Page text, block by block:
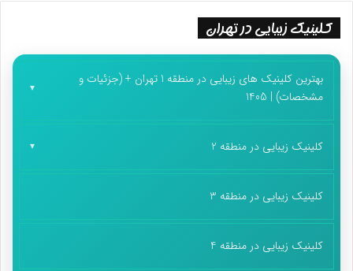
کلینیک زیبایی در تهران
بهترین کلینیک های زیبایی در منطقه 1 تهران + (جزئیات و
مشخصات) | 1405
کلینیک زیبایی در منطقه 2
کلینیک زیبایی در منطقه 3
کلینیک زیبایی در منطقه 4